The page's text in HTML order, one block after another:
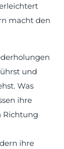
macht den
und
Was
ihre
Richtung
ihre